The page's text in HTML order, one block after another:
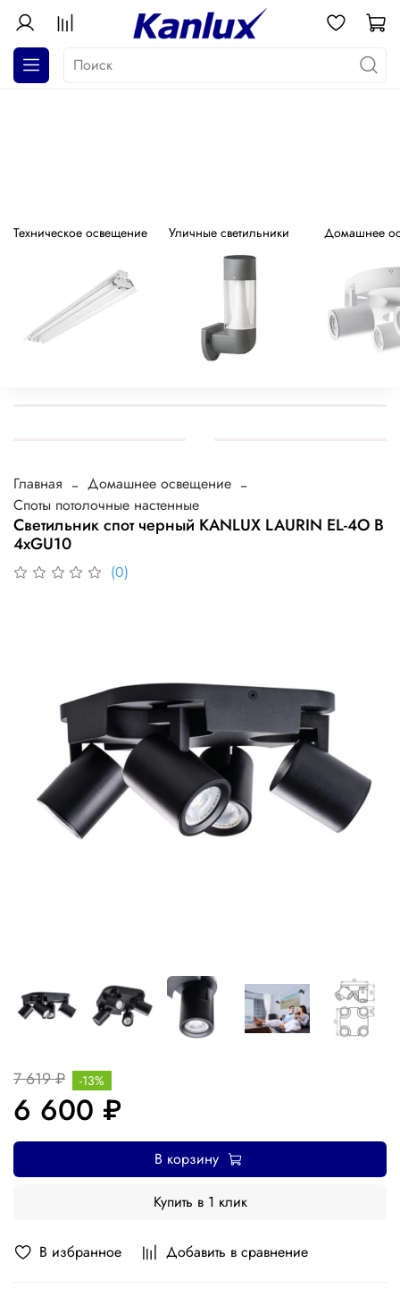
АКЦИЯ! Почти даром!
Распродажа серия GALOBA !
Техническое освещение Уличные светильники Домашнее
Главная
Домашнее освещение
Споты потолочные настенные
Cветильник спот черный KANLUX LAURIN EL-4O B
4xGU10
(0)
В избранное Добавить в сравнение
7 619 ₽
6 600 ₽
-13%
В корзину
Купить в 1 клик